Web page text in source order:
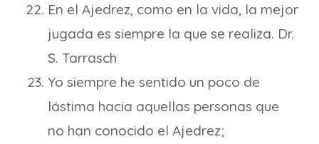
En el Ajedrez, como en la vida, la mejor
jugada es siempre la que se realiza. Dr.
S. Tarrasch
Yo siempre he sentido un poco de
lástima hacia aquellas personas que
no han conocido el Ajedrez;